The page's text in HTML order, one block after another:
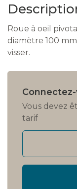
Roue à oeil
diamètre 100
visser.
Vous devez
tarif